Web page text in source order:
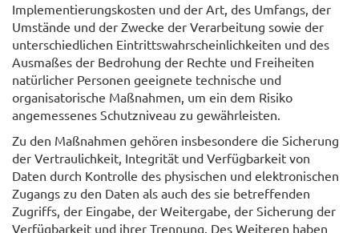
Implementierungskosten und der Art, des Umfangs, der
Umstände und der Zwecke der Verarbeitung sowie der
unterschiedlichen Eintrittswahrscheinlichkeiten und des
Ausmaßes der Bedrohung der Rechte und Freiheiten
natürlicher Personen geeignete technische und
organisatorische Maßnahmen, um ein dem Risiko
angemessenes Schutzniveau zu gewährleisten.
Zu den Maßnahmen gehören insbesondere die Sicherung
der Vertraulichkeit, Integrität und Verfügbarkeit von
Daten durch Kontrolle des physischen und elektronischen
Zugangs zu den Daten als auch des sie betreffenden
Zugriffs, der Eingabe, der Weitergabe, der Sicherung der
Verfügbarkeit und ihrer Trennung. Des Weiteren haben